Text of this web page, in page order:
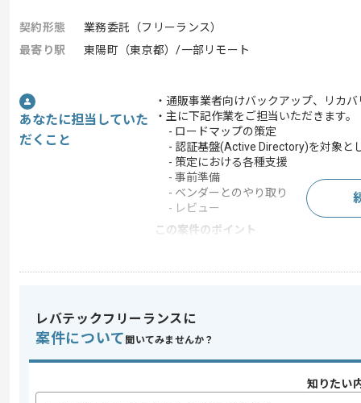
契約形態
業務委託（フリーランス）
最寄り駅
東陽町（東京都）/一部リモート
あなたに担当していた
だくこと
・通販事業者向けバックアップ、リカ
・主に下記作業をご担当いただきます。
- ロードマップの策定
- 認証基盤(Active Directory)を対象と
- 策定における各種支援
- 事前準備
- ベンダーとのやり取り
- レビュー
この案件のポイント
求めるスキル
・オンプレミス機器の導入とAWS EC2
レバテックフリーランスに
案件について 聞いてみませんか？
知りたい